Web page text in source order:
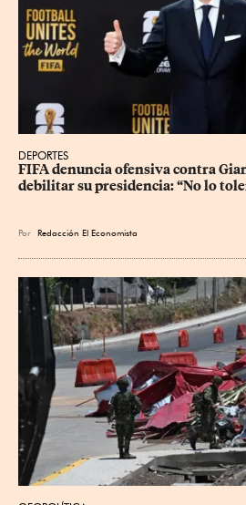
DEPORTES
FIFA denuncia ofensiva contra
debilitar su presidencia: “No lo
Por Redacción El Economista